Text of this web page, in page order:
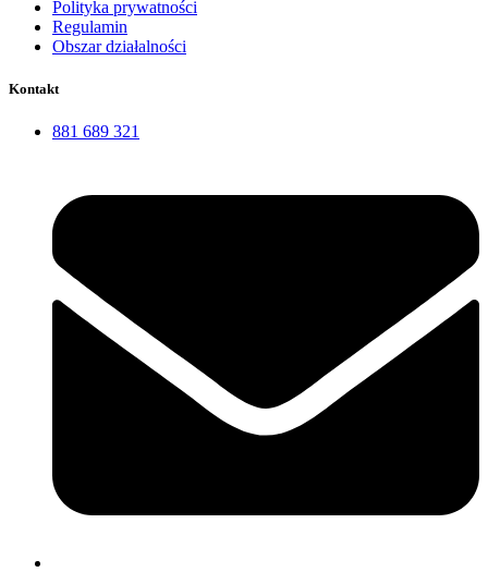
Polityka prywatności
Regulamin
Obszar działalności
Kontakt
881 689 321